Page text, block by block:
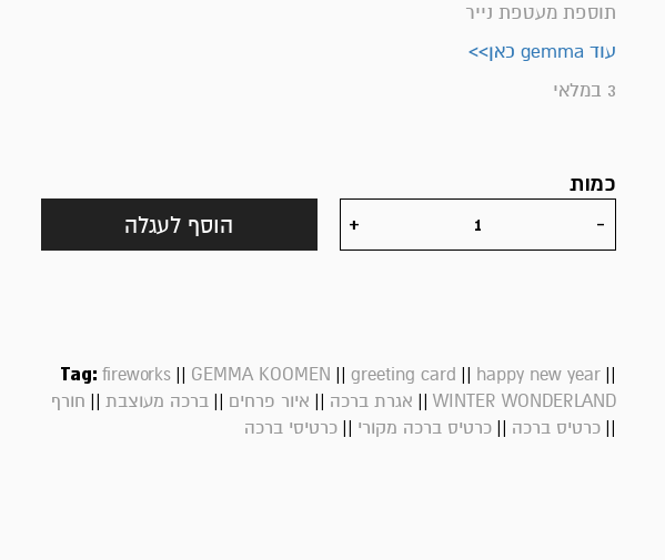
תוספת מעטפת נייר
עוד gemma כאן>>
3 במלאי
כמות
הוסף לעגלה
Tag: fireworks|| GEMMA KOOMEN || greeting card || happy new year||
WINTER WONDERLAND
|| אגרת ברכה || איור פרחים ||ברכה מעוצבת || חורף
||כרטיס ברכה ||כרטיס ברכה מקורי ||כרטיסי ברכה